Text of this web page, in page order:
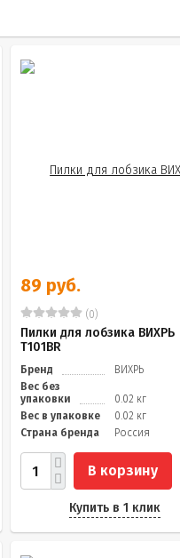
89 руб.
(0)
Пилки для лобзика ВИХРЬ
Т101ВR
Бренд
ВИХРЬ
Вес без
упаковки
0.02 кг
Вес в упаковке
0.02 кг
Страна бренда
Россия
В корзину
Купить в 1 клик